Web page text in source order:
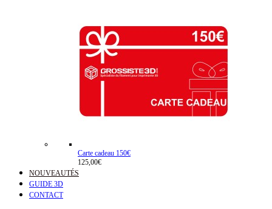
Carte cadeau 150€
125,00€
NOUVEAUTÉS
GUIDE 3D
CONTACT